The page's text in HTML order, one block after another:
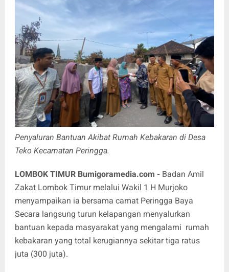
Penyaluran Bantuan Akibat Rumah Kebakaran di Desa
Teko Kecamatan Peringga.
LOMBOK TIMUR Bumigoramedia.com -Badan Amil
Zakat Lombok Timur melalui Wakil 1 H Murjoko
menyampaikan ia bersama camat Peringga Baya
Secara langsung turun kelapangan menyalurkan
bantuan kepada masyarakat yang mengalami rumah
kebakaran yang total kerugiannya sekitar tiga ratus
juta (300 juta).